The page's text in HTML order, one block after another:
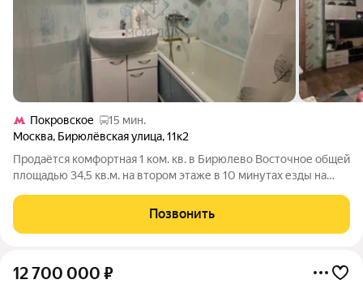
Покровское
15 мин.
Москва, Бирюлёвская улица,11к2
Продаётся комфортная 1 ком. кв. в Бирюлево Восточное общей
площадью 34,5 кв.м. на втором этаже в 10 минутах езды на
доступности м. Липецкая( открытие IV квартал 2026 года).
Окна выходят на две стороны
Позвонить
12 700 000 ₽